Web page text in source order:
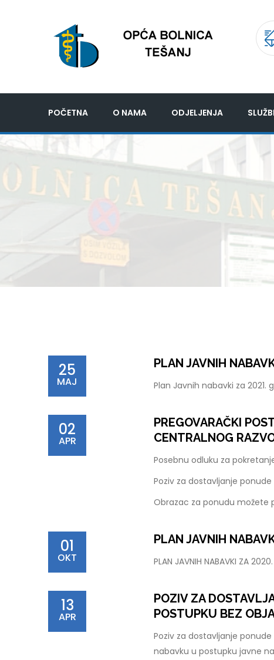
POČETNA O NAMA ODJELJENJA
25
MAJ
PLAN JAVNIH
Plan Javnih nabavki za
02
APR
PREGOVARAČKI
CENTRALNOG
Posebnu odluku za
Poziv za dostavljanje
Obrazac za ponudu možete
01
OKT
PLAN JAVNIH
PLAN JAVNIH NABAVKI ZA
13
APR
POZIV ZA
POSTUPKU BEZ
Poziv za dostavljanje
nabavku u postupku javne